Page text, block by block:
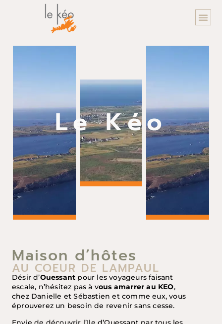
Le Kéo
Maison d’hôtes
AU COEUR DE LAMPAUL
Désir d’Ouessant pour les voyageurs faisant
escale, n’hésitez pas à vous amarrer au KEO,
chez Danielle et Sébastien et comme eux, vous
éprouverez un besoin de revenir sans cesse.